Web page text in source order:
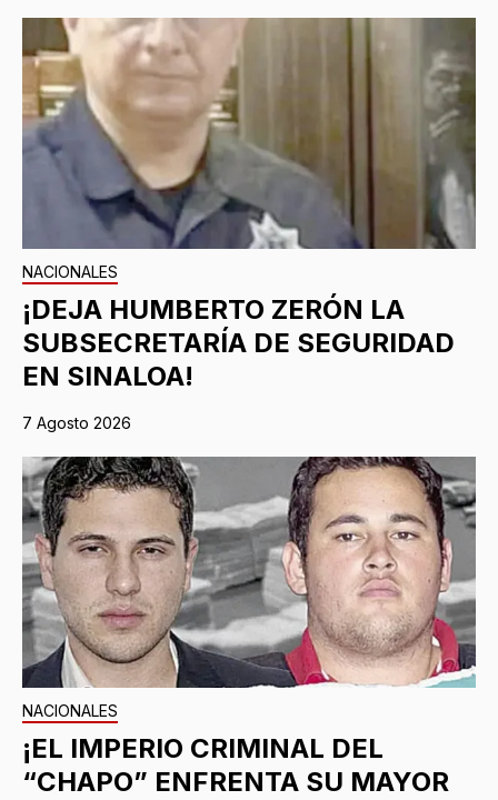
NACIONALES
¡DEJA HUMBERTO ZERÓN LA
SUBSECRETARÍA DE SEGURIDAD
EN SINALOA!
7 Agosto 2026
NACIONALES
¡EL IMPERIO CRIMINAL DEL
“CHAPO” ENFRENTA SU MAYOR